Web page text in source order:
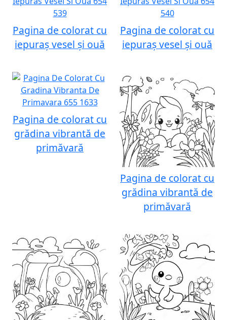
Pagina de colorat cu
iepuraș vesel și ouă
Pagina de colorat cu
iepuraș vesel și ouă
Pagina de colorat cu
grădina vibrantă de
primăvară
Pagina de colorat cu
grădina vibrantă de
primăvară